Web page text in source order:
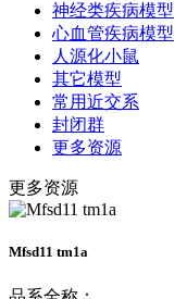
神经类疾病模型
心血管疾病模型
人源化小鼠
其它模型
常用近交系
封闭群
更多资源
更多资源
Mfsd11 tm1a